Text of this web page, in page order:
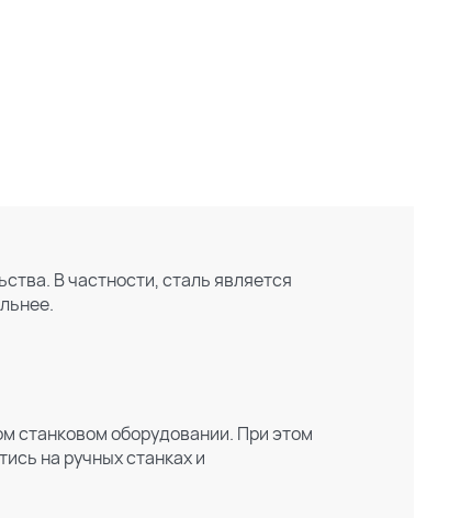
В частности, сталь является
станковом оборудовании. При этом
на ручных станках и